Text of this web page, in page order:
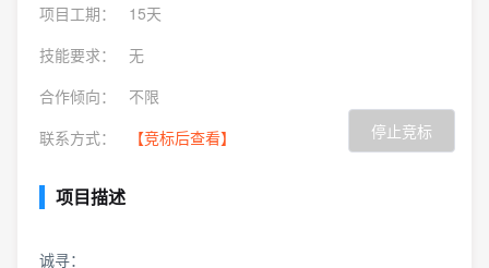
项目工期：
15天
技能要求：
无
合作倾向：
不限
联系方式：
【竞标后查看】 停止竞标
项目描述
诚寻：